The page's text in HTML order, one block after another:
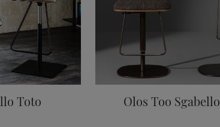
Toto Olos Too Sgabello